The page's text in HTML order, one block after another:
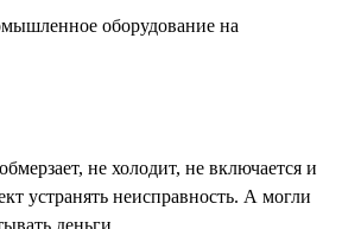
оборудование на
не холодит, не включается и
устранять неисправность. А могли
деньги